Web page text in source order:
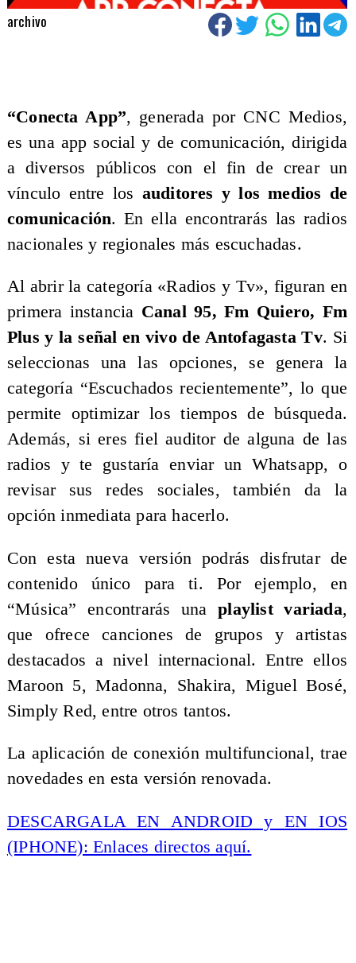
archivo
“Conecta App”, generada por CNC Medios,
es una app social y de comunicación, dirigida
a diversos públicos con el fin de crear un
vínculo entre los auditores y los medios de
comunicación. En ella encontrarás las radios
nacionales y regionales más escuchadas.
Al abrir la categoría «Radios y Tv», figuran en
primera instancia Canal 95, Fm Quiero, Fm
Plus y la señal en vivo de Antofagasta Tv. Si
seleccionas una las opciones, se genera la
categoría “Escuchados recientemente”, lo que
permite optimizar los tiempos de búsqueda.
Además, si eres fiel auditor de alguna de las
radios y te gustaría enviar un Whatsapp, o
revisar sus redes sociales, también da la
opción inmediata para hacerlo.
Con esta nueva versión podrás disfrutar de
contenido único para ti. Por ejemplo, en
“Música” encontrarás unaplaylist variada,
que ofrece canciones de grupos y artistas
destacados a nivel internacional. Entre ellos
Maroon 5, Madonna, Shakira, Miguel Bosé,
Simply Red, entre otros tantos.
La aplicación de conexión multifuncional, trae
novedades en esta versión renovada.​
DESCARGALA EN ANDROID y EN IOS
(IPHONE): Enlaces directos aquí.